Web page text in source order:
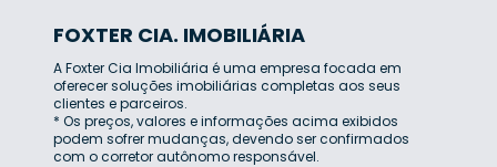
FOXTER CIA. IMOBILIÁRIA
A Foxter Cia Imobiliária é uma empresa focada em
oferecer soluções imobiliárias completas aos seus
clientes e parceiros.
* Os preços, valores e informações acima exibidos
podem sofrer mudanças, devendo ser confirmados
com o corretor autônomo responsável.